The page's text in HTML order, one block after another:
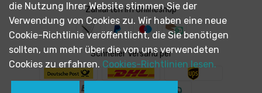
Zahlarten im Onlineshop
Schneller Versand per
die Nutzung Ihrer Website stimmen Sie der
Verwendung von Cookies zu. Wir haben eine neue
Cookie-Richtlinie veröffentlicht, die Sie benötigen
sollten, um mehr über die von uns verwendeten
Cookies zu erfahren. Cookies-Richtlinien lesen.